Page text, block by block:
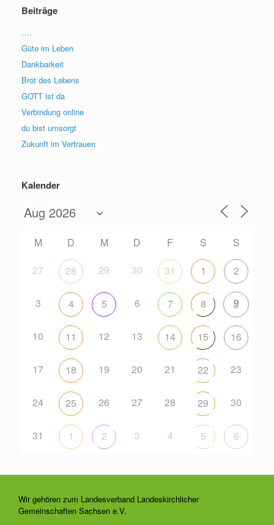
Beiträge
….
Güte im Leben
Dankbarkeit
Brot des Lebens
GOTT ist da
Verbindung online
du bist umsorgt
Zukunft im Vertrauen
Kalender
M D M D F S
S
27
28 29 30 31 1 2
3 4 5 6 7 8 9
10 11 12 13 14 15 16
17 18 19 20 21 22 23
24 25 26 27 28 29 30
31 1 2 3 4 5 6
Wir gehören zum Landesverband Landeskirchlicher
Gemeinschaften Sachsen e.V.